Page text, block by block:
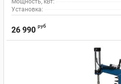
Мощность, кВт:
Установка:
26 990 руб